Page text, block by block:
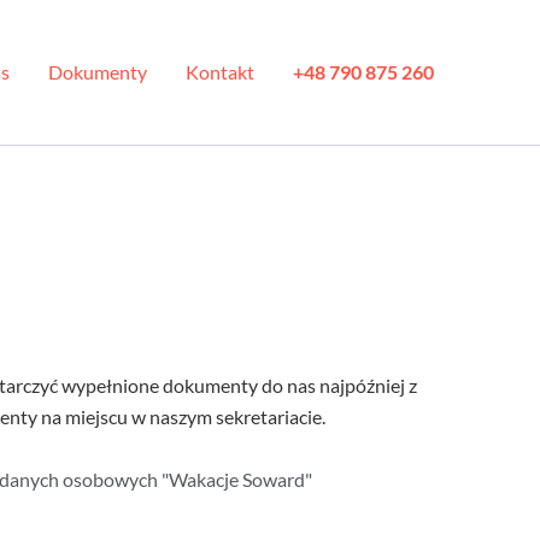
Dokumenty Kontakt +48 790 875 260
wypełnione dokumenty do nas najpóźniej z
na miejscu w naszym sekretariacie.
osobowych "Wakacje Soward"